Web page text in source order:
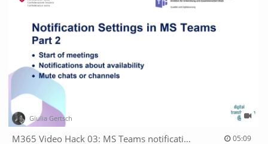
Giulia Gertsch
M365 Video Hack 03: MS Teams notifications settings part 2 05:09
05:09 duration